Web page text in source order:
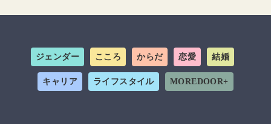
ジェンダー こころ からだ 恋愛 結婚
キャリア ライフスタイル MOREDOOR+